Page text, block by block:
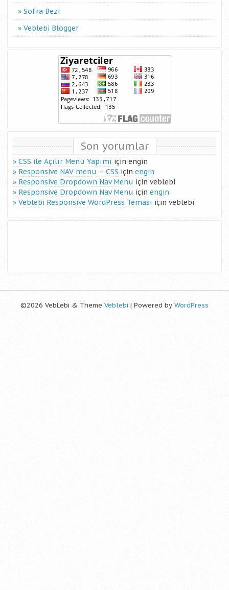
Sofra Bezi
Veblebi Blogger
Son yorumlar
CSS ile Açılır Menü Yapımı için engin
Responsive NAV menu – CSS için engin
Responsive Dropdown Nav Menu için veblebi
Responsive Dropdown Nav Menu için engin
Veblebi Responsive WordPress Teması için veblebi
©2026 VebLebi & Theme Veblebi | Powered by WordPress